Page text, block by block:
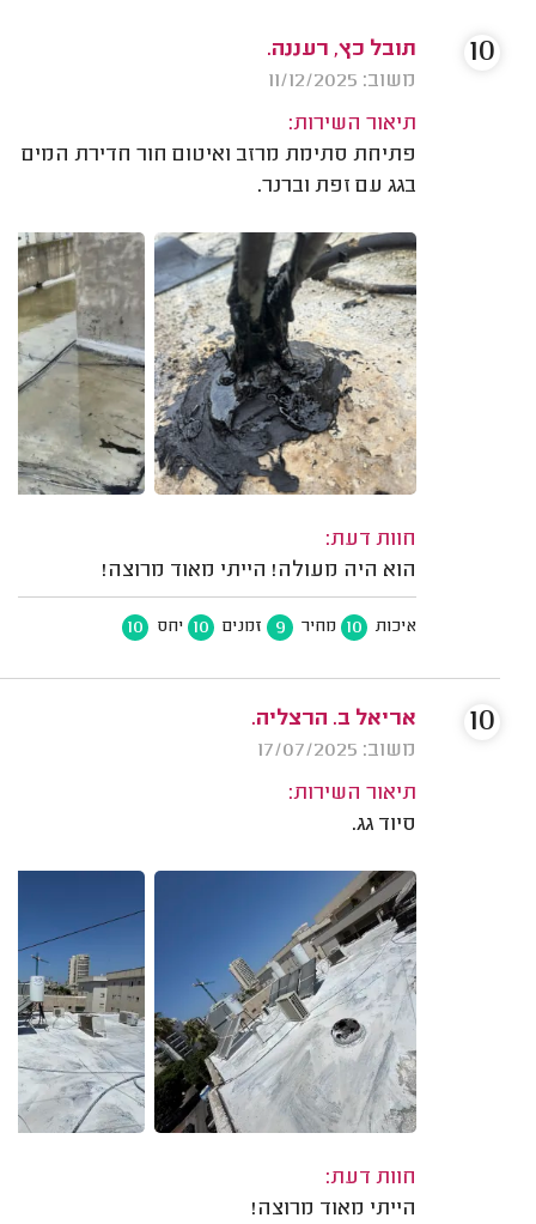
תובל כץ, רעננה.
משוב: 11/12/2025
תיאור השירות:
פתיחת סתימת מרזב ואיטום חור חדירת המים
בגג עם זפת וברנר.
חוות דעת:
הוא היה מעולה! הייתי מאוד מרוצה!
איכות 10 מחיר 9 זמנים 10 יחס 10
10
אריאל ב. הרצליה.
משוב: 17/07/2025
תיאור השירות:
סיוד גג.
חוות דעת:
הייתי מאוד מרוצה!
10